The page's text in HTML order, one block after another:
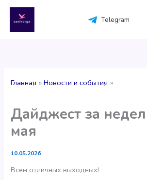
содержимому
Telegram
Главная Новости и события
Дайджест за
мая
10.05.2026
Всем отличных выходных!